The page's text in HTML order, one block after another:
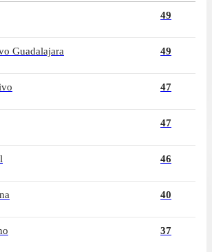
49
Guadalajara 49
47
47
46
40
37